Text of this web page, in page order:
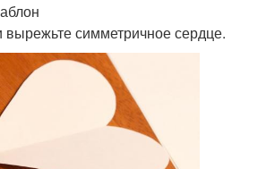
симметричное сердце.